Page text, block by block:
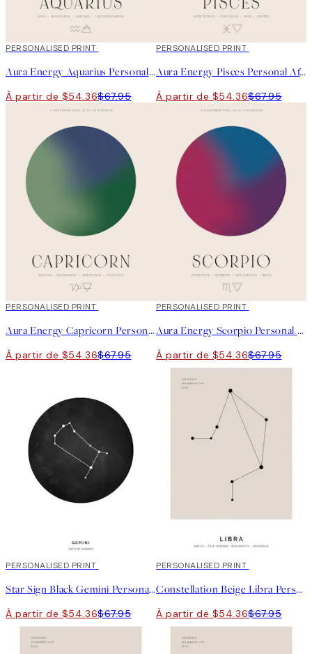
20%*
PERSONALISED PRINT
Aura Energy Aquarius Personal Affiche
À partir de $54.36$67.95
20%*
PERSONALISED PRINT
Aura Energy Pisces Personal Affiche
À partir de $54.36$67.95
20%*
PERSONALISED PRINT
Aura Energy Capricorn Personal Affiche
À partir de $54.36$67.95
20%*
PERSONALISED PRINT
Aura Energy Scorpio Personal Affiche
À partir de $54.36$67.95
20%*
PERSONALISED PRINT
Star Sign Black Gemini Personal Affiche
À partir de $54.36$67.95
20%*
PERSONALISED PRINT
Constellation Beige Libra Personal Affiche
À partir de $54.36$67.95